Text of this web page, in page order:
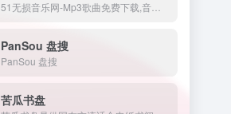
PanSou 盘搜
PanSou 盘搜
苦瓜书盘